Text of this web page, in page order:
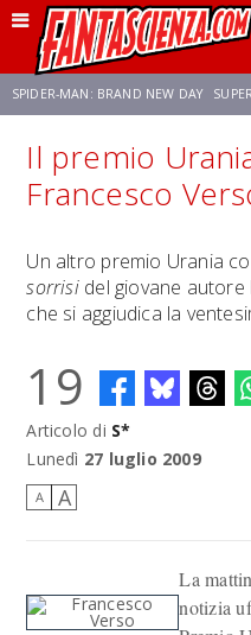
SPIDER-MAN: BRAND NEW DAY
FRANCO RICCIARDIELLO ZENDAYA
Il premio
Francesco
Un altro premio Urania
sorrisidel giovane autore
che si aggiudica la
19
Articolo di S*
Lunedì 27 luglio 2009
A A
La
notizia